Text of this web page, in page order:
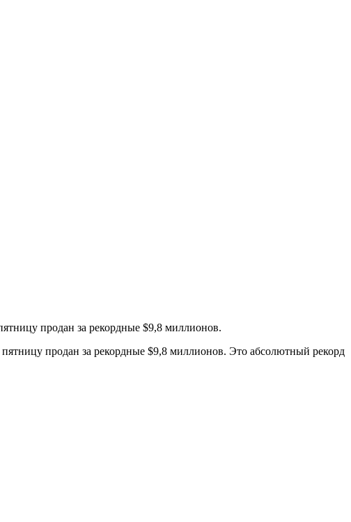
продан за рекордные $9,8 миллионов.
продан за рекордные $9,8 миллионов. Это абсолютный рекорд